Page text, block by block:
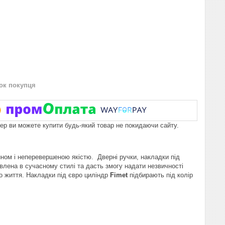
покупця
ви можете купити будь-який товар не покидаючи сайту.
і неперевершеною якістю. Дверні ручки, накладки під
в сучасному стилі та дасть змогу надати незвичності
життя. Накладки під євро циліндр Fimet підбирають під колір